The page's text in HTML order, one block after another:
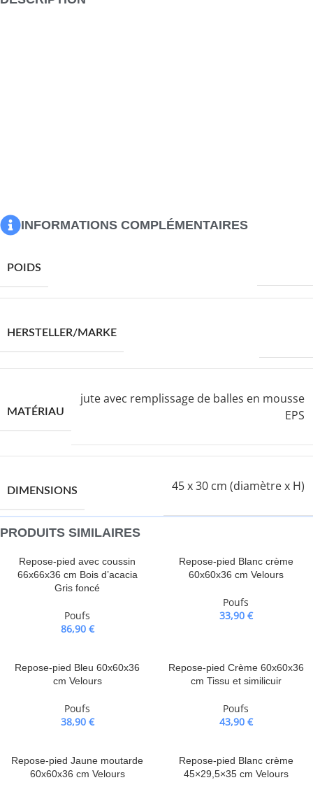
INFORMATIONS COMPLÉMENTAIRES
POIDS
HERSTELLER/MARKE
MATÉRIAU
jute avec remplissage de balles en mousse
EPS
DIMENSIONS 45 x 30 cm (diamètre x H)
PRODUITS SIMILAIRES
Repose-pied avec coussin
66x66x36 cm Bois d’acacia
Gris foncé
Poufs
86,90 €
Repose-pied Blanc crème
60x60x36 cm Velours
Poufs
33,90 €
Repose-pied Bleu 60x60x36
cm Velours
Poufs
38,90 €
Repose-pied Crème 60x60x36
cm Tissu et similicuir
Poufs
43,90 €
Repose-pied Jaune moutarde
60x60x36 cm Velours
Repose-pied Blanc crème
45×29,5×35 cm Velours